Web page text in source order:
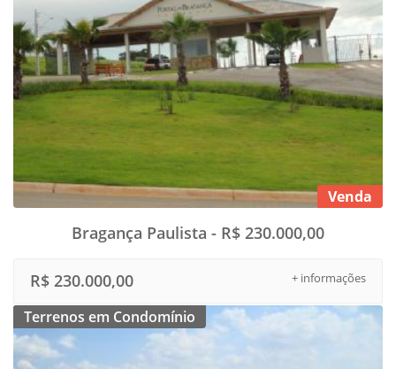
Venda
Bragança Paulista - R$ 230.000,00
+ informações
R$ 230.000,00
Terrenos em Condomínio